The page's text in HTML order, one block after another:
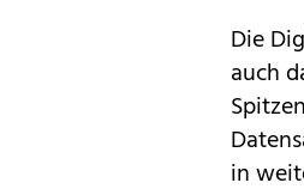
Die
auch
in